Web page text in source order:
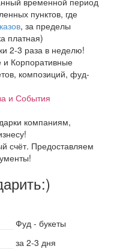
пунктов, где
, за пределы
платная)
2-3 раза в неделю!
Корпоративные
композиций, фуд-
и События
компаниям,
счёт. Предоставляем
Фуд - букеты
за 2-3 дня